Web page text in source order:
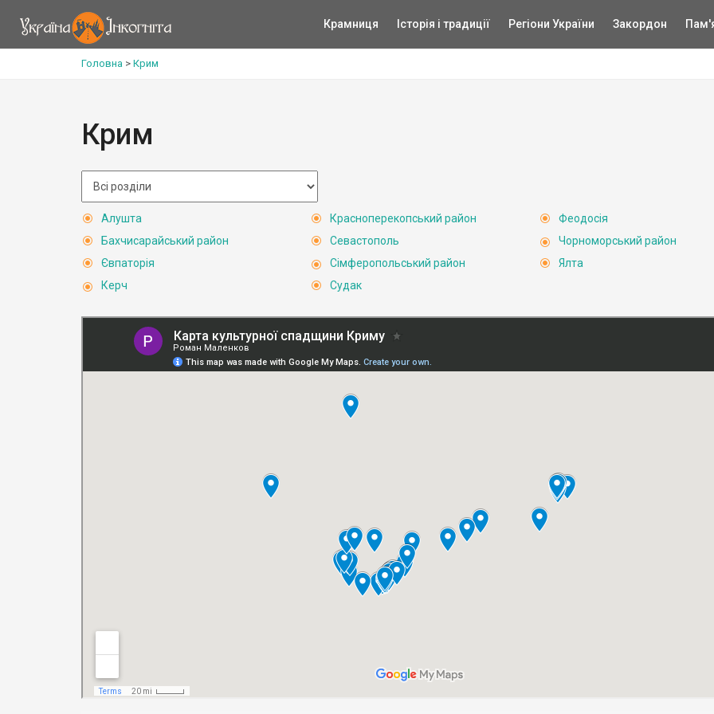
Крамниця Історія і традиції Регіони України Закордон
Головна > Крим
Крим
Алушта
Бахчисарайський район
Євпаторія
Керч
Красноперекопський район
Севастополь
Сімферопольський район
Судак
Феодосія
Чорноморський район
Ялта